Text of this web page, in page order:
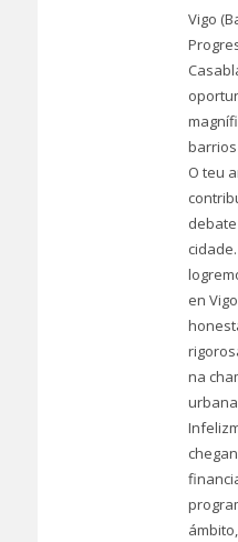
Vigo
barrios
O teu
en
na